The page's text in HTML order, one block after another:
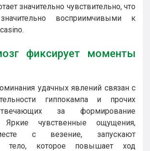
значительно чувствительно, что
восприимчивыми к
фиксирует моменты
удачных явлений связан с
гиппокампа и прочих
за формирование
Яркие чувственные ощущения,
с везение, запускают
тело, которое повышает ход